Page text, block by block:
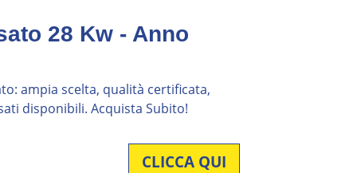
28 Kw - Anno
ampia scelta, qualità certificata,
disponibili. Acquista Subito!
CLICCA QUI